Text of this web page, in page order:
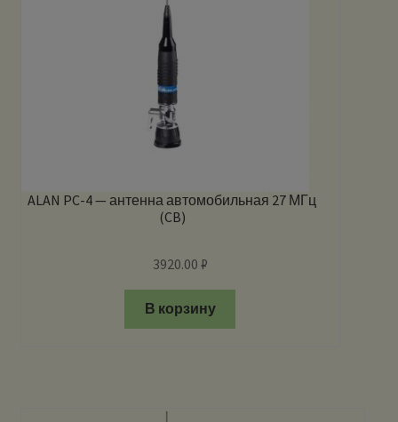
ALAN PC-4 — антенна автомобильная 27 МГц
(CB)
3920.00 ₽
В корзину